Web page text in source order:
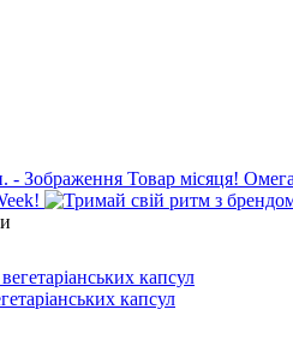
Товар місяця!
капсул